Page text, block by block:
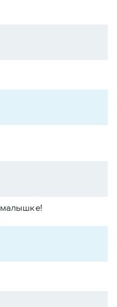
малышке!